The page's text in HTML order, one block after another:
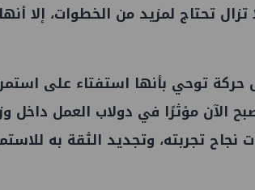
تزال تحتاج لمزيد من الخطوات، إلا
حركة توحي بأنها استفتاء على
الآن مؤثرًا في دولاب العمل داخل
نجاح تجربته، وتجديد الثقة به
يتفقد مصنع ووتك لإنتاج
الخشبية بإدكو